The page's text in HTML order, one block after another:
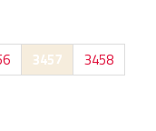
3457
3458